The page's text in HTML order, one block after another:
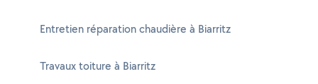
Entretien réparation chaudière à Biarritz
Travaux toiture à Biarritz